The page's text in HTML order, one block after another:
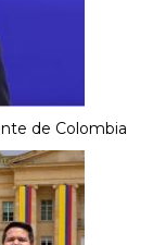
de Colombia